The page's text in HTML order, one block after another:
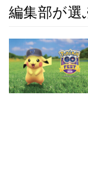
編集部が選